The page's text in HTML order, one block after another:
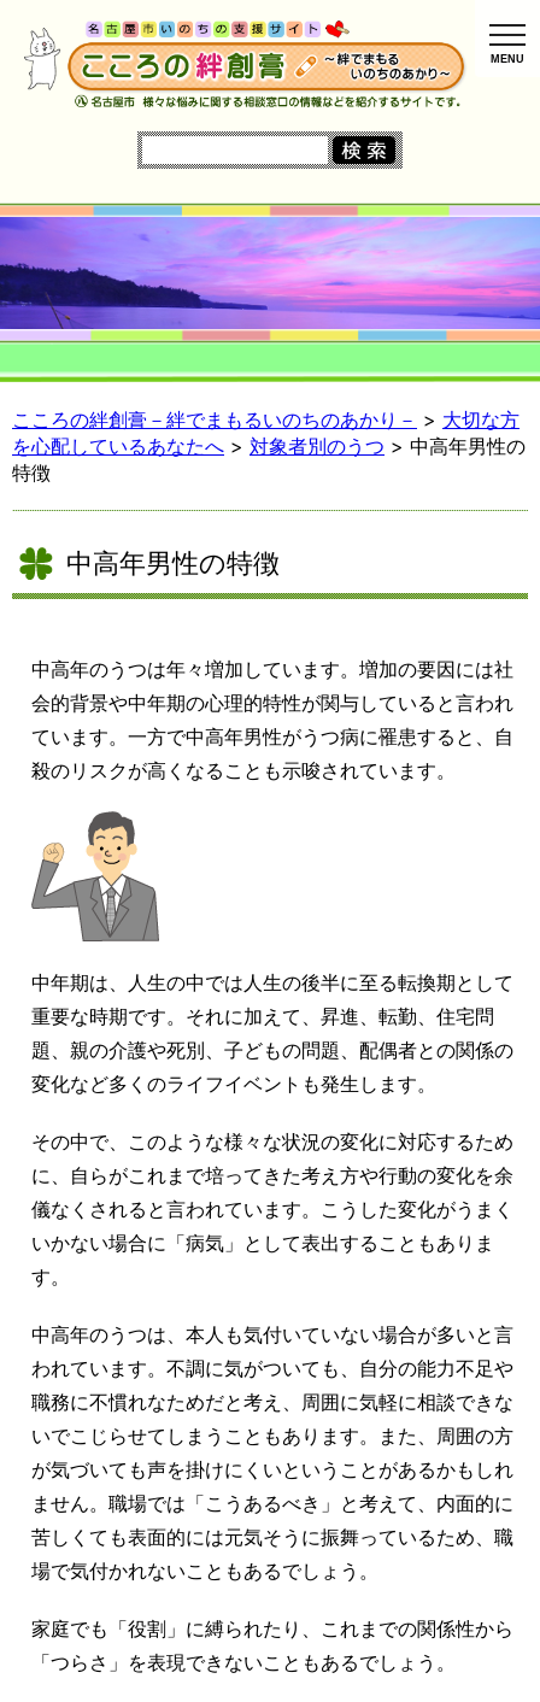
MENU
こころの絆創膏－絆でまもるいのちのあかり－ > 大切な方
を心配しているあなたへ > 対象者別のうつ > 中高年男性の
特徴
中高年男性の特徴
中高年のうつは年々増加しています。増加の要因には社
会的背景や中年期の心理的特性が関与していると言われ
ています。一方で中高年男性がうつ病に罹患すると、自
殺のリスクが高くなることも示唆されています。
中年期は、人生の中では人生の後半に至る転換期として
重要な時期です。それに加えて、昇進、転勤、住宅問
題、親の介護や死別、子どもの問題、配偶者との関係の
変化など多くのライフイベントも発生します。
その中で、このような様々な状況の変化に対応するため
に、自らがこれまで培ってきた考え方や行動の変化を余
儀なくされると言われています。こうした変化がうまく
いかない場合に「病気」として表出することもありま
す。
中高年のうつは、本人も気付いていない場合が多いと言
われています。不調に気がついても、自分の能力不足や
職務に不慣れなためだと考え、周囲に気軽に相談できな
いでこじらせてしまうこともあります。また、周囲の方
が気づいても声を掛けにくいということがあるかもしれ
ません。職場では「こうあるべき」と考えて、内面的に
苦しくても表面的には元気そうに振舞っているため、職
場で気付かれないこともあるでしょう。
家庭でも「役割」に縛られたり、これまでの関係性から
「つらさ」を表現できないこともあるでしょう。